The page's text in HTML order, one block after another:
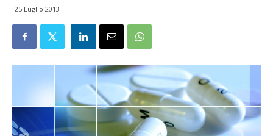
25 Luglio 2013